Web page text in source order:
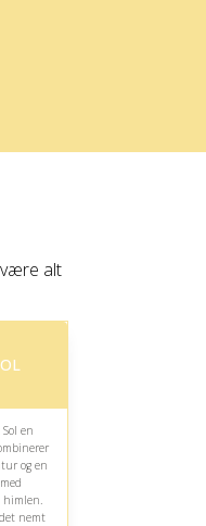
være alt
en
og en
himlen.
nemt